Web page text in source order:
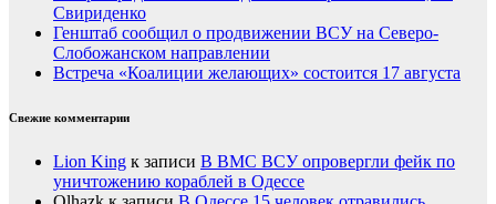
Свириденко
Генштаб сообщил о продвижении ВСУ на Северо-
Слобожанском направлении
Встреча «Коалиции желающих» состоится 17 августа
Свежие комментарии
Lion King к записи В ВМС ВСУ опровергли фейк по
уничтожению кораблей в Одессе